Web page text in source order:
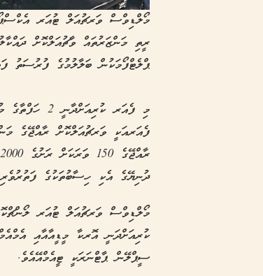
މޯލްޑިވްސް ވަރޗުއަލް ޓުއަރ
ރީތި މަންޒަރުތައް ވާޗުއަލްކޮށް
ޕްލެޓްފޯމަކުން ބަލާލުމުގެ ފުރުސަތު
މި ފެއަރ
ފެއަރއަކީ ވަރޗުއަލްކޮށް ރާއްޖޭގެ
ދުނިޔޭގެ އެކި ހިސާބުތަކުގެ
މޯލްޑިވްސް ވަރޗުއަލް ޓުއަރ
ކުރިއަށްދަނީ އޮރކާ މީޑީއާއާއި
ސީޕްލޭން ޕާޓްނަރަކީ ޓީއެމްއޭއެވެ.